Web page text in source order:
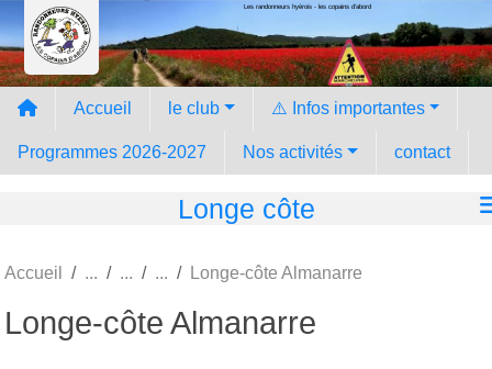
Les randonneurs hyèrois - les copains d'abord
Accueil le club ⚠️ Infos importantes
Programmes 2026-2027 Nos activités contact
Longe côte
Accueil Longe-côte Almanarre
Longe-côte Almanarre
Panneau de gestion des cookies